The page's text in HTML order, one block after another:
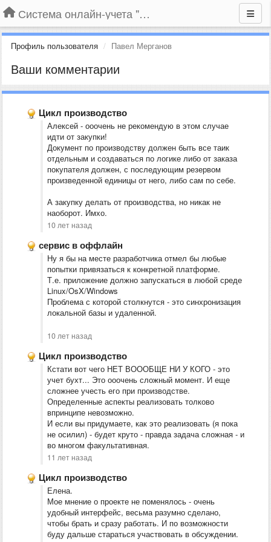
Система онлайн-учета "Большая Птица"
Профиль пользователя Павел Мерганов
Ваши комментарии
Цикл производство
Алексей - ооочень не рекомендую в этом случае
идти от закупки!
Документ по производству должен быть все таик
отдельным и создаваться по логике либо от заказа
покупателя должен, с последующим резервом
произведенной единицы от него, либо сам по себе.
А закупку делать от производства, но никак не
наоборот. Имхо.
10 лет назад
сервис в оффлайн
Ну я бы на месте разработчика отмел бы любые
попытки привязаться к конкретной платформе.
Т.е. приложение должно запускаться в любой среде
Linux/OsX/Windows
Проблема с которой столкнутся - это синхронизация
локальной базы и удаленной.
10 лет назад
Цикл производство
Кстати вот чего НЕТ ВОООБЩЕ НИ У КОГО - это
учет бухт... Это ооочень сложный момент. И еще
сложнее учесть его при производстве.
Определенные аспекты реализовать толково
впринципе невозможно.
И если вы придумаете, как это реализовать (я пока
не осилил) - будет круто - правда задача сложная - и
во многом факультативная.
11 лет назад
Цикл производство
Елена.
Мое мнение о проекте не поменялось - очень
удобный интерфейс, весьма разумно сделано,
чтобы брать и сразу работать. И по возможности
буду дальше стараться участвовать в обсуждении.